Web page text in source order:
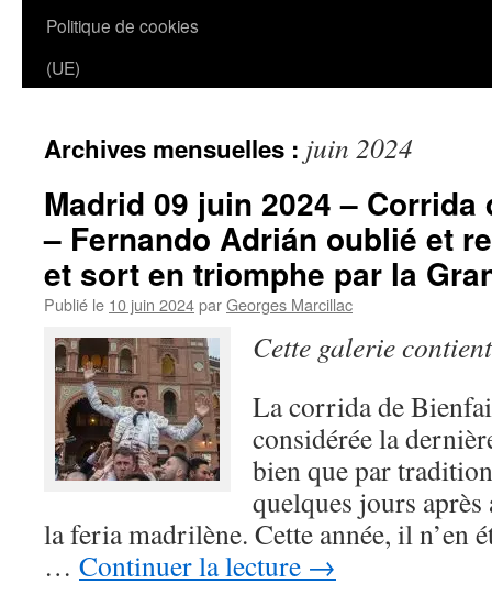
contenu
Politique de cookies
(UE)
Archives mensuelles : juin 2024
Madrid 09 juin 2024 –
– Fernando Adrián oublié et
et sort en triomphe par la
Publié le 10 juin 2024parGeorges Marcillac
Cette galerie
La corrida de
considérée la
bien que par
quelques jours après
la feria madrilène. Cette année, il n’en
… Continuer la lecture →